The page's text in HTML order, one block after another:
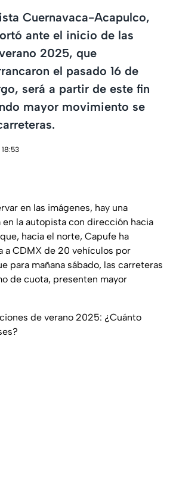
Cuernavaca-Acapulco,
ante el inicio de las
2025, que
el pasado 16 de
será a partir de este fin
mayor movimiento se
en las imágenes, hay una
la autopista con dirección hacia
hacia el norte, Capufe ha
a CDMX de 20 vehículos por
para mañana sábado, las carreteras
de cuota, presenten mayor
de verano 2025: ¿Cuánto